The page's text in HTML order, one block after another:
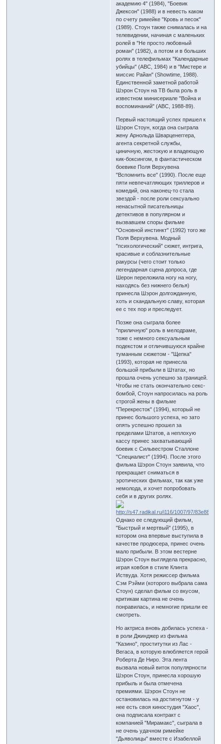
академию 4" (1984), "Боевик
Джексон" (1988) и в невесть каком
по счету римейке "Кровь и песок"
(1989). Стоун также снималась и на
телевидении, начиная с маленьких
ролей в "Не просто любовный
роман" (1982), а потом и в больших
ролях в телефильмах "Календарные
убийцы" (ABC, 1984) и в "Мистере и
миссис Райан" (Showtime, 1988).
Единственной заметной работой
Шэрон Стоун на ТВ была роль в
известном минисериале "Война и
воспоминаний" (ABC, 1988-89).
Первый настоящий успех пришел к
Шэрон Стоун, когда она сыграла
жену Арнольда Шварценеггера,
агента секретной службы,
циничную, жестокую и владеющую
кик-боксингом, в фантастическом
боевике Поля Верхувена
"Вспомнить все" (1990). После еще
пяти невпечатляющих триллеров и
комедий, она наконец-то стала
звездой - после роли сексуально
ненасытной писательницы
детективов в популярном и
вызвавшем споры фильме
"Основной инстинкт" (1992) того же
Поля Верхувена. Модный
"психологический" сюжет, интрига,
красивые и соблазнительные
ракурсы (чего стоит только
легендарная сцена допроса, где
Шерон переложила ногу на ногу,
находясь без нижнего белья)
принесла Шэрон долгожданную,
хоть и скандальную славу, которая
ее с тех пор и преследует.
Позже она сыграла более
"приличную" роль в мелодраме,
тоже с немного сексуальным
подекстом и отличившуюся крайне
туманным сюжетом - "Щепка"
(1993), которая не принесла
большой прибыли в Штатах, но
прошла очень успешно за границей.
Чтобы не стать окончательно секс-
бомбой, Стоун напросилась на роль
строгой жены в фильме
"Перекресток" (1994), который не
принес большого успеха, но зато
опять успешно прошел за
пределами Штатов, а неплохую
кассу принес захватывающий
боевик с Сильвестром Сталлоне
"Специалист" (1994). После этого
фильма Шэрон Стоун заявила, что
прекращает сниматься в
эротическиx фильмах, так как уже
немолода, и хочет попробовать
себя и в других ролях.
Однако ее следующий фильм,
"Быстрый и мертвый" (1995), в
котором она впервые выступила в
качестве продюсера, принес очень
мало прибыли. В этом вестерне
Шэрон Стоун выглядела прекрасно,
играя ковбоя в стиле Клинта
Иствуда. Хотя режиссер фильма
Сэм Рэйми (которого выбрала сама
Стоун) сделал фильм со вкусом,
критикам картина не очень
понравилась, и немногие пришли ее
смотреть.
Но актриса вновь добилась успеха -
в роли Джинджер из фильма
"Казино", проститутки из Лас -
Вегаса, в которую влюбляется герой
Роберта Де Ниро. Эта лента
вызвала новый виток популярности
Шэрон Стоун, принесла хорошую
прибыль и была отмечена
премиями. Шэрон Стоун не
остановилась на достигнутом - у
нее есть своя киностудия "Хаос",
она подписала контракт с
компанией "Мирамакс", сыграла в
не очень удачном римейке
"Дьяволицы" вместе с Изабеллой